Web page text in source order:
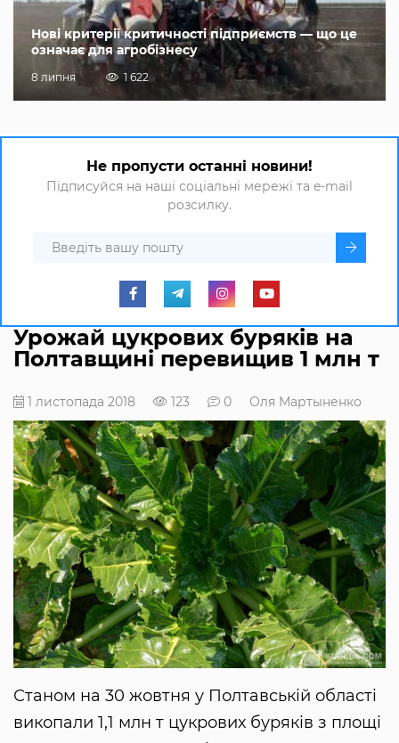
Нові критерії критичності підприємств — що це
означає для агробізнесу
8 липня 1 622
Не пропусти останні новини!
Підписуйся на наші соціальні мережі та e-mail
розсилку.
Урожай цукрових буряків на
Полтавщині перевищив 1 млн т
1 листопада 2018 123 0 Оля Мартыненко
Станом на 30 жовтня у Полтавській області
викопали 1,1 млн т цукрових буряків з площі